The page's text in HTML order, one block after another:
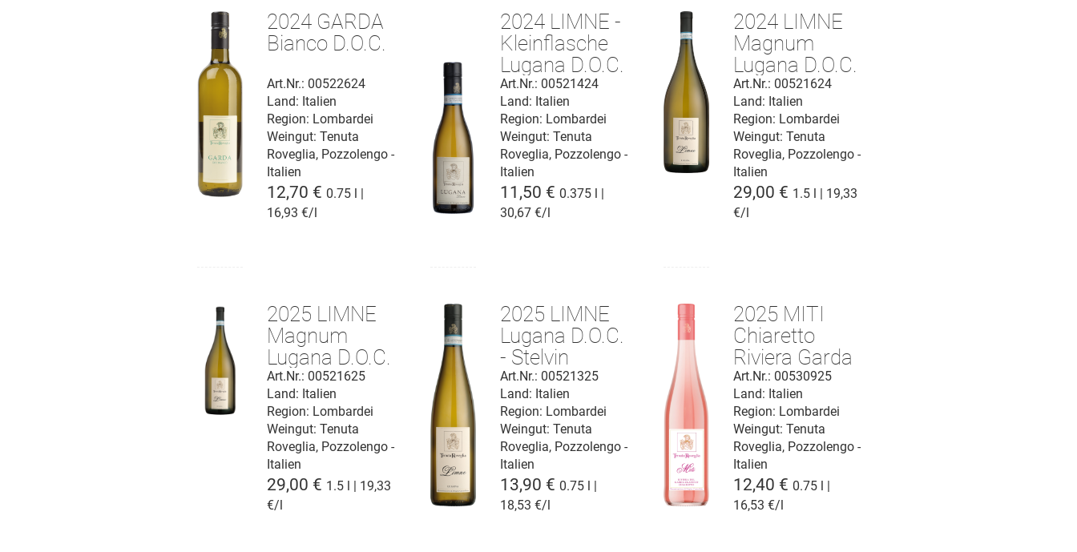
2024 GARDA
Bianco D.O.C.
Art.Nr.: 00522624
Weingut:Tenuta
Roveglia, Pozzolengo -
Italien
Region: Lombardei
Land: Italien
12,70 € 0.75 l |
16,93 €/l
2024 LIMNE -
Kleinflasche
Lugana D.O.C.
Art.Nr.: 00521424
Weingut:Tenuta
Roveglia, Pozzolengo -
Italien
Region: Lombardei
Land: Italien
11,50 € 0.375 l |
30,67 €/l
2024 LIMNE
Magnum
Lugana D.O.C.
Art.Nr.: 00521624
Land: Italien
Region: Lombardei
Weingut:Tenuta
Roveglia, Pozzolengo -
Italien
29,00 € 1.5 l | 19,33
€/l
2025 LIMNE
Magnum
Lugana D.O.C.
Art.Nr.: 00521625
Weingut:Tenuta
Roveglia, Pozzolengo -
Italien
Region: Lombardei
Land: Italien
29,00 € 1.5 l | 19,33
€/l
2025 LIMNE
Lugana D.O.C.
- Stelvin
Art.Nr.: 00521325
Region: Lombardei
Weingut:Tenuta
Roveglia, Pozzolengo -
Italien
Land: Italien
13,90 € 0.75 l |
18,53 €/l
2025 MITI
Chiaretto
Riviera Garda
classico D.O.C.
- Stelvin
Art.Nr.: 00530925
Weingut:Tenuta
Roveglia, Pozzolengo -
Italien
Region: Lombardei
Land: Italien
12,40 € 0.75 l |
16,53 €/l